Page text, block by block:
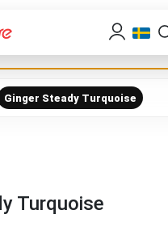
Ginger Steady Turquoise
Turquoise